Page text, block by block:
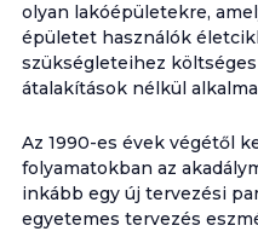
olyan lakóépületekre,
épületet használók
szükségleteihez
átalakítások nélkül
Az 1990-es évek végétől
folyamatokban az
inkább egy új tervezési
egyetemes tervezés